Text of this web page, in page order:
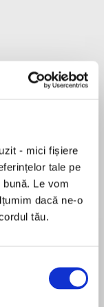
- mici fișiere
tale pe
Le vom
dacă ne-o
tău.
of mystery,
a secret that